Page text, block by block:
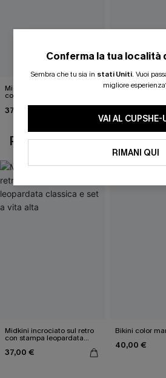
Midkini incrociato sul retro
con stampa leopardata
37,00 €
Bikini color
40,00 €
POTREBBE INTERESSARTI
Midkini incrociato sul retro
con stampa leopardata
37,00 €
Bikini color
40,00 €
Conferma la tua località
Sembra che tu sia in stati Uniti. Vuoi
migliore
VAI AL CUPSHE-
RIMANI QUI